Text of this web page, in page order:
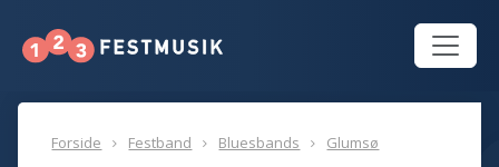
Forside Festband Bluesbands Glumsø